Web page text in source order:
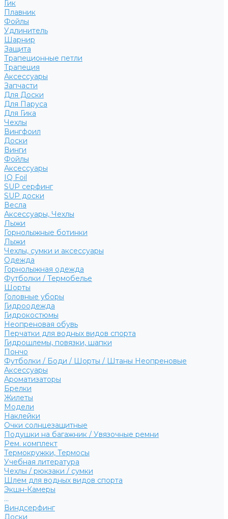
Гик
Плавник
Фойлы
Удлинитель
Шарнир
Защита
Трапеционные петли
Трапеция
Аксессуары
Запчасти
Для Доски
Для Паруса
Для Гика
Чехлы
Вингфоил
Доски
Винги
Фойлы
Аксессуары
IQ Foil
SUP серфинг
SUP доски
Весла
Аксессуары, Чехлы
Лыжи
Горнолыжные ботинки
Лыжи
Чехлы, сумки и аксессуары
Одежда
Горнолыжная одежда
Футболки / Термобелье
Шорты
Головные уборы
Гидроодежда
Гидрокостюмы
Неопреновая обувь
Перчатки для водных видов спорта
Гидрошлемы, повязки, шапки
Пончо
Футболки / Боди / Шорты / Штаны Неопреновые
Аксессуары
Ароматизаторы
Брелки
Жилеты
Модели
Наклейки
Очки солнцезащитные
Подушки на багажник / Увязочные ремни
Рем. комплект
Термокружки, Термосы
Учебная литература
Чехлы / рюкзаки / сумки
Шлем для водных видов спорта
Экшн-Камеры
...
Виндсерфинг
Доски